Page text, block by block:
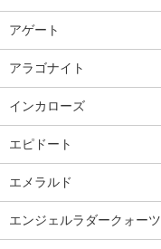
アゲート
アラゴナイト
インカローズ
エピドート
エメラルド
エンジェルラダークォーツ